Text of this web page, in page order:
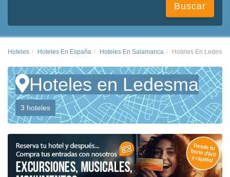
Buscar
Hoteles Hoteles En España Hoteles En Salamanca Hoteles En Ledesma
Hoteles en Ledesma
3 hoteles